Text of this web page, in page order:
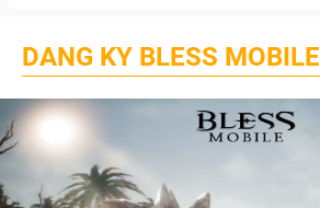
DANG KY BLESS MOBILE